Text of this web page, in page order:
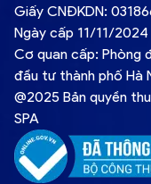
Giấy CNĐKDN:
Ngày cấp 11/11/2024
Cơ quan cấp: Phòng
đầu tư thành phố Hà
@2025 Bản quyền
SPA